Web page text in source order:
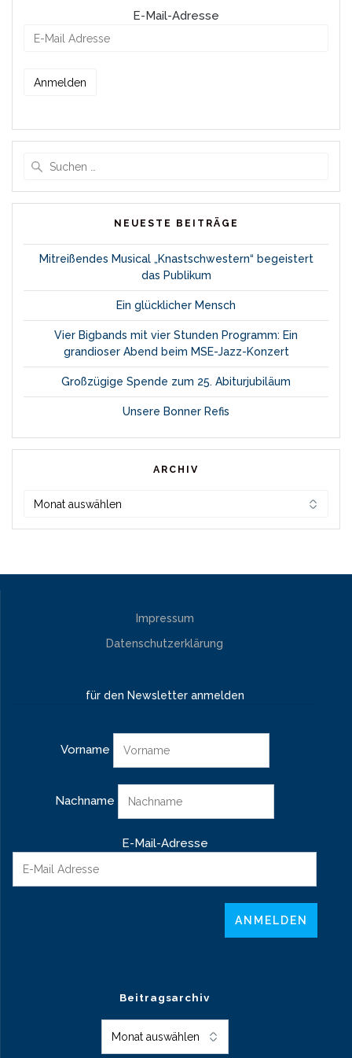
E-Mail-Adresse
NEUESTE BEITRÄGE
Mitreißendes Musical „Knastschwestern“ begeistert
das Publikum
Ein glücklicher Mensch
Vier Bigbands mit vier Stunden Programm: Ein
grandioser Abend beim MSE-Jazz-Konzert
Großzügige Spende zum 25. Abiturjubiläum
Unsere Bonner Refis
ARCHIV
Impressum
Datenschutzerklärung
für den Newsletter anmelden
Vorname
Nachname
E-Mail-Adresse
Beitragsarchiv